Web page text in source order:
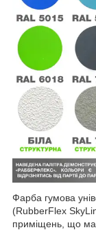
Фарба гумова
(RubberFlex
приміщень, що має